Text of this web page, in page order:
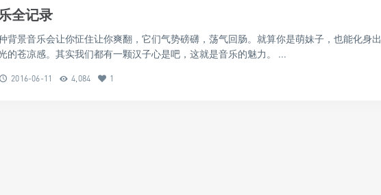
全记录
背景音乐会让你怔住让你爽翻，它们气势磅礴，荡气回肠。就算你是萌妹子，也能化身出
的苍凉感。其实我们都有一颗汉子心是吧，这就是音乐的魅力。 ...
2016-06-11 4,084 1